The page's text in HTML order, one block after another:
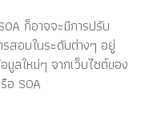
ก็อาจจะมีการปรับ
รสอบในระดับต่างๆ อยู่
ลใหม่ๆ จากเว็บไซต์ของ
อ SOA